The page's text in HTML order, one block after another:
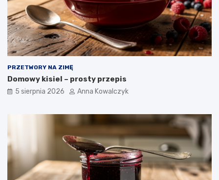
PRZETWORY NA ZIMĘ
Domowy kisiel – prosty przepis
5 sierpnia 2026 Anna Kowalczyk